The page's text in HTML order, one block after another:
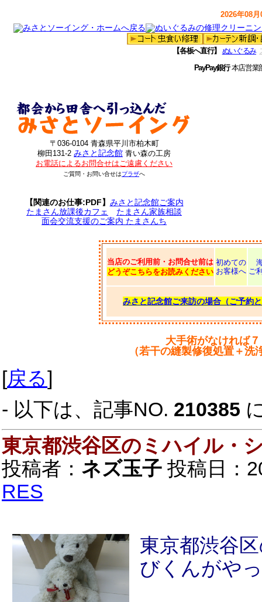
2026年08
【各板へ直行】 ぬいぐるみ
PayPay銀行本店営
〒036-0104 青森県平川市柏木町
柳田131-2 みさと記念館 青い森の工房
お電話によるお問合せはご遠慮ください
ご質問・お問い合せはプラザへ
【関連のお仕事:PDF】 みさと記念館ご案内
たまさん放課後カフェ
たまさん家族相談
面会交流支援のご案内 たまさんち
当店のご利用前・お問合せ前は
どうぞこちらをお読みください
初めての
お客様へ ご
みさと記念館ご来訪の場合（ご予約
大手術がなければ
（若干の縫製修復処置＋
[戻る]
- 以下は、記事NO. 210385
東京都渋谷区のミハイル・
投稿者： ネズ玉子 投稿日：
RES
東京都渋谷
びくんがや